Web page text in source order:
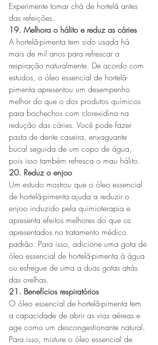
Experimente tomar chá de hortelã antes
das refeições.
19. Melhora o hálito e reduz as cáries
A hortelã-pimenta tem sido usada há
mais de mil anos para refrescar a
respiração naturalmente. De acordo com
estudos, o óleo essencial de hortelã-
pimenta apresentou um desempenho
melhor do que o dos produtos químicos
para bochechos com clorexidina na
redução das cáries. Você pode fazer
pasta de dente caseira, enxaguante
bucal seguida de um copo de água,
pois isso também refresca o mau hálito.
20. Reduz o enjoo
Um estudo mostrou que o óleo essencial
de hortelã-pimenta ajuda a reduzir o
enjoo induzido pela quimioterapia e
apresenta efeitos melhores do que os
apresentados no tratamento médico
padrão. Para isso, adicione uma gota de
óleo essencial de hortelã-pimenta à água
ou esfregue de uma a duas gotas atrás
das orelhas.
21. Benefícios respiratórios
O óleo essencial de hortelã-pimenta tem
a capacidade de abrir as vias aéreas e
age como um descongestionante natural.
Para isso, misture o óleo essencial de